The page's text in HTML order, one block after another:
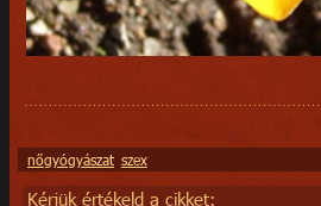
nőgyógyászat szex
Kérjük értékeld a cikket: